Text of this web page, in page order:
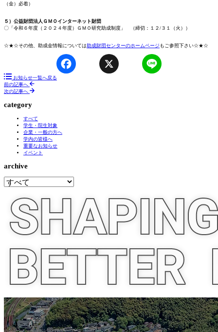
（金）必着）
５）公益財団法人ＧＭＯインターネット財団
〇「令和６年度（２０２４年度）ＧＭＯ研究助成制度」 （締切：１２/３１（火））
☆★☆その他、助成金情報については助成財団センターのホームページ もご参照下さい☆★☆
お知らせ一覧へ戻る
前の記事へ
次の記事へ
category
すべて
学生・院生対象
企業・一般の方へ
学内の皆様へ
重要なお知らせ
イベント
archive